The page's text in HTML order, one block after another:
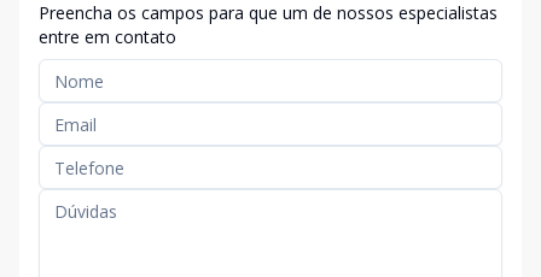
Preencha os campos para que um de nossos especialistas
entre em contato